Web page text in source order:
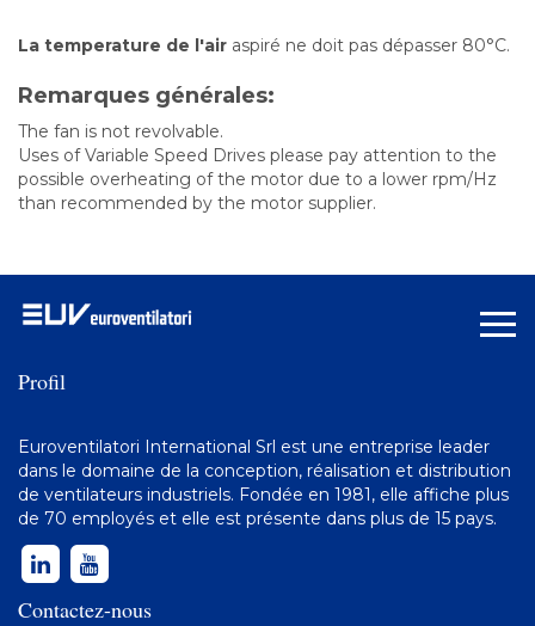
La temperature de l'air aspiré ne doit pas dépasser 80°C.
Remarques générales:
The fan is not revolvable.
Uses of Variable Speed Drives please pay attention to the
possible overheating of the motor due to a lower rpm/Hz
than recommended by the motor supplier.
Profil
Euroventilatori International Srl est une entreprise leader
dans le domaine de la conception, réalisation et distribution
de ventilateurs industriels. Fondée en 1981, elle affiche plus
de 70 employés et elle est présente dans plus de 15 pays.
Contactez-nous